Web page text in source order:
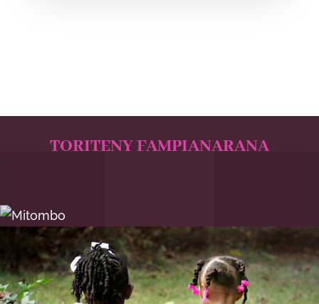
TORITENY FAMPIANARANA